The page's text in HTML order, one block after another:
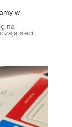
w
na
sieci.